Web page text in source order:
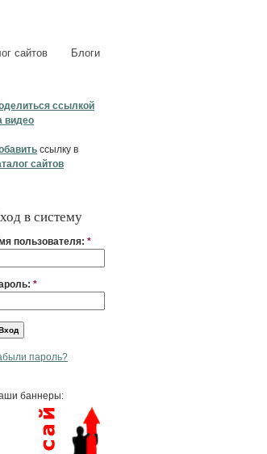
сайтов Блоги
ссылкой
видео
ссылку в
сайтов
в систему
пользователя: *
*
пароль?
баннеры: